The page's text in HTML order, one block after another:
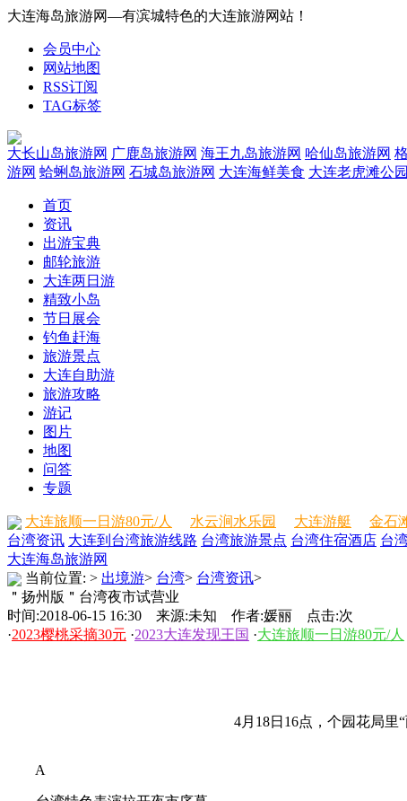
大连海岛旅游网—有滨城特色的大连旅游网站！
会员中心
网站地图
RSS订阅
TAG标签
大长山岛旅游网 广鹿岛旅游网 海王九岛旅游网 哈仙岛旅游网
游网 蛤蜊岛旅游网 石城岛旅游网 大连海鲜美食 大连老虎滩公园
首页
资讯
出游宝典
邮轮旅游
大连两日游
精致小岛
节日展会
钓鱼赶海
旅游景点
大连自助游
旅游攻略
游记
图片
地图
问答
专题
大连旅顺一日游80元/人 水云涧水乐园 大连游艇 金石
台湾资讯 大连到台湾旅游线路 台湾旅游景点 台湾住宿酒店 台
大连海岛旅游网
当前位置: > 出境游> 台湾> 台湾资讯>
＂扬州版＂台湾夜市试营业
时间:2018-06-15 16:30 来源:未知 作者:媛丽 点击:次
·2023樱桃采摘30元 ·2023大连发现王国 ·大连旅顺一日游80元/人
4月18日16点，个园花局里
A